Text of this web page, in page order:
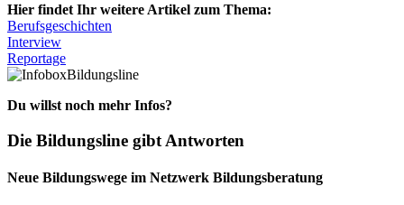
Hier findet Ihr weitere Artikel zum Thema:
Berufsgeschichten
Interview
Reportage
Bildungsline
Du willst noch mehr Infos?
Die Bildungsline gibt Antworten
Neue Bildungswege im Netzwerk Bildungsberatung